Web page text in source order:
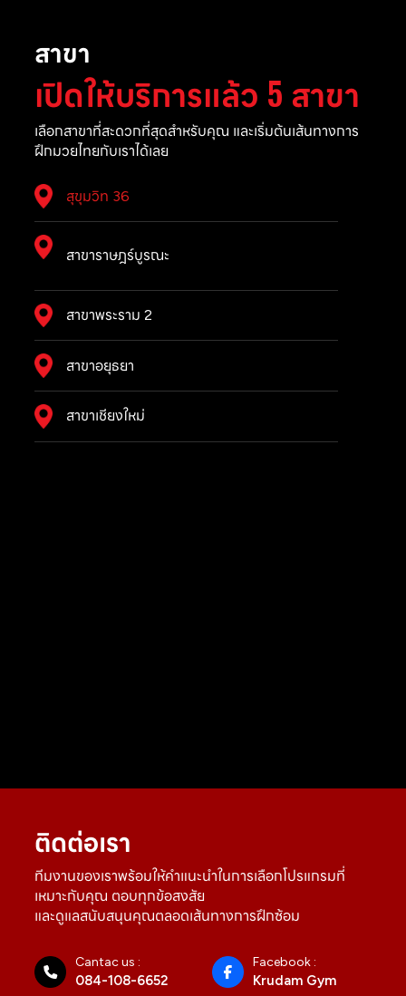
สาขา
เปิดให้บริการแล้ว 5 สาขา
เลือกสาขาที่สะดวกที่สุดสำหรับคุณ และเริ่มต้นเส้นทางการ
ฝึกมวยไทยกับเราได้เลย
สุขุมวิท 36
สาขาราษฎร์บูรณะ
สาขาพระราม 2
สาขาอยุธยา
สาขาเชียงใหม่
ติดต่อเรา
ทีมงานของเราพร้อมให้คำแนะนำในการเลือกโปรแกรมที่
เหมาะกับคุณ ตอบทุกข้อสงสัย
และดูแลสนับสนุนคุณตลอดเส้นทางการฝึกซ้อม
Cantac us :
084-108-6652
Facebook :
Krudam Gym